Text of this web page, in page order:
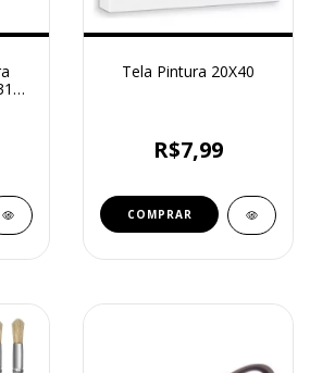
Tela Pintura 20X40
R$7,99